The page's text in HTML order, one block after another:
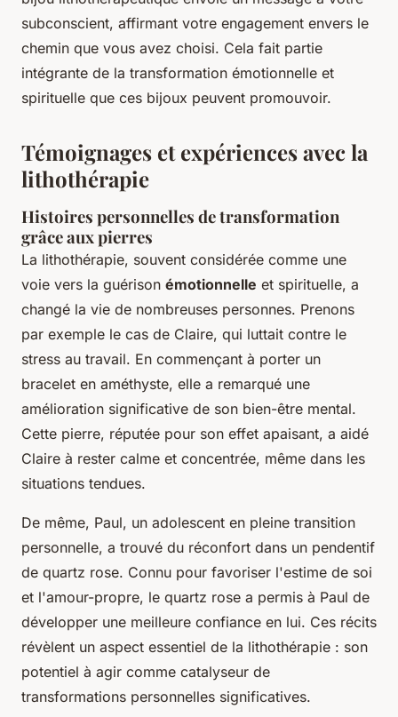
subconscient, affirmant votre engagement envers le
chemin que vous avez choisi. Cela fait partie
intégrante de la transformation émotionnelle et
spirituelle que ces bijoux peuvent promouvoir.
Témoignages et expériences avec la
lithothérapie
Histoires personnelles de transformation
grâce aux pierres
La lithothérapie, souvent considérée comme une
voie vers la guérison émotionnelle et spirituelle, a
changé la vie de nombreuses personnes. Prenons
par exemple le cas de Claire, qui luttait contre le
stress au travail. En commençant à porter un
bracelet en améthyste, elle a remarqué une
amélioration significative de son bien-être mental.
Cette pierre, réputée pour son effet apaisant, a aidé
Claire à rester calme et concentrée, même dans les
situations tendues.
De même, Paul, un adolescent en pleine transition
personnelle, a trouvé du réconfort dans un pendentif
de quartz rose. Connu pour favoriser l'estime de soi
et l'amour-propre, le quartz rose a permis à Paul de
développer une meilleure confiance en lui. Ces récits
révèlent un aspect essentiel de la lithothérapie : son
potentiel à agir comme catalyseur de
transformations personnelles significatives.